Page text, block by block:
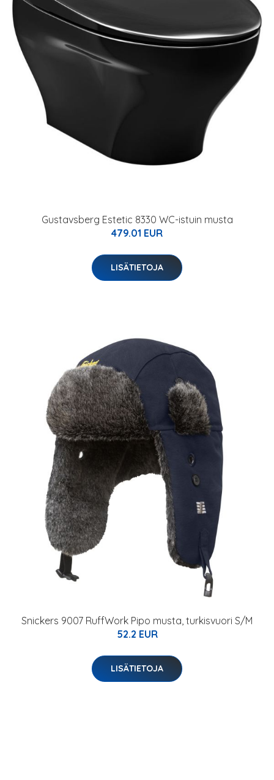
Gustavsberg Estetic 8330 WC-istuin musta
479.01 EUR
LISÄTIETOJA
Snickers 9007 RuffWork Pipo musta, turkisvuori S/M
52.2 EUR
LISÄTIETOJA